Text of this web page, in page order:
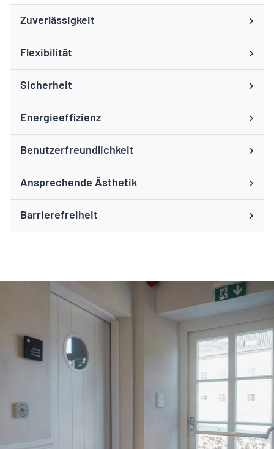
Zuverlässigkeit
Flexibilität
Sicherheit
Energieeffizienz
Benutzerfreundlichkeit
Ansprechende Ästhetik
Barrierefreiheit